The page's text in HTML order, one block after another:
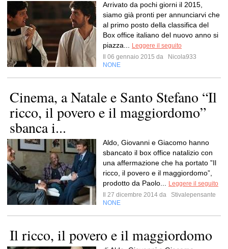
Arrivato da pochi giorni il 2015,
siamo già pronti per annunciarvi che
al primo posto della classifica del
Box office italiano del nuovo anno si
piazza...
Leggere il seguito
Il 06 gennaio 2015 da
Nicola933
NONE
Cinema, a Natale e Santo Stefano “Il
ricco, il povero e il maggiordomo”
sbanca i...
Aldo, Giovanni e Giacomo hanno
sbancato il box office natalizio con
una affermazione che ha portato ”Il
ricco, il povero e il maggiordomo”,
prodotto da Paolo...
Leggere il seguito
Il 27 dicembre 2014 da
Stivalepensante
NONE
Il ricco, il povero e il maggiordomo